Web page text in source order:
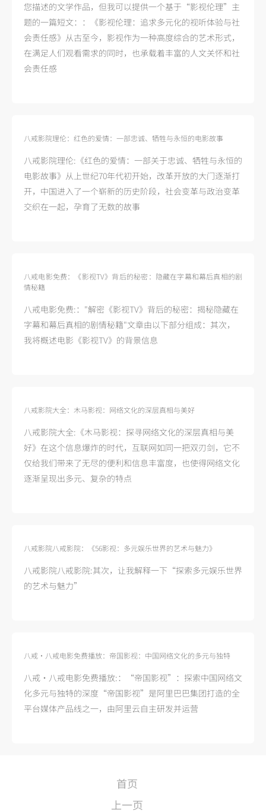
您描述的文学作品，但我可以提供一个基于“影视伦理”主
题的一篇短文：：《影视伦理：追求多元化的视听体验与社
会责任感》从古至今，影视作为一种高度综合的艺术形式，
在满足人们观看需求的同时，也承载着丰富的人文关怀和社
会责任感
八戒影院理伦：红色的爱情：一部忠诚、牺牲与永恒的电影故事
八戒影院理伦:《红色的爱情：一部关于忠诚、牺牲与永恒的
电影故事》从上世纪70年代初开始，改革开放的大门逐渐打
开，中国进入了一个崭新的历史阶段，社会变革与政治变革
交织在一起，孕育了无数的故事
八戒电影免费：《影视TV》背后的秘密：隐藏在字幕和幕后真相的剧
情秘籍
八戒电影免费:："解密《影视TV》背后的秘密：揭秘隐藏在
字幕和幕后真相的剧情秘籍"文章由以下部分组成：其次，
我将概述电影《影视TV》的背景信息
八戒影院大全：木马影视：网络文化的深层真相与美好
八戒影院大全:《木马影视：探寻网络文化的深层真相与美
好》在这个信息爆炸的时代，互联网如同一把双刃剑，它不
仅给我们带来了无尽的便利和信息丰富度，也使得网络文化
逐渐呈现出多元、复杂的特点
八戒影院八戒影院：《56影视：多元娱乐世界的艺术与魅力》
八戒影院八戒影院:其次，让我解释一下“探索多元娱乐世界
的艺术与魅力”
八戒·八戒电影免费播放：帝国影视：中国网络文化的多元与独特
八戒·八戒电影免费播放:：“帝国影视”：探索中国网络文
化多元与独特的深度“帝国影视”是阿里巴巴集团打造的全
平台媒体产品线之一，由阿里云自主研发并运营
首页
上一页